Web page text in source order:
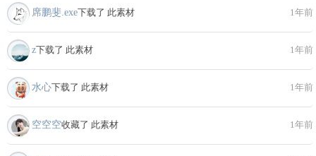
席鹏斐.exe下载了 此素材 1年前
z下载了 此素材 1年前
水心下载了 此素材 1年前
空空空收藏了 此素材 1年前